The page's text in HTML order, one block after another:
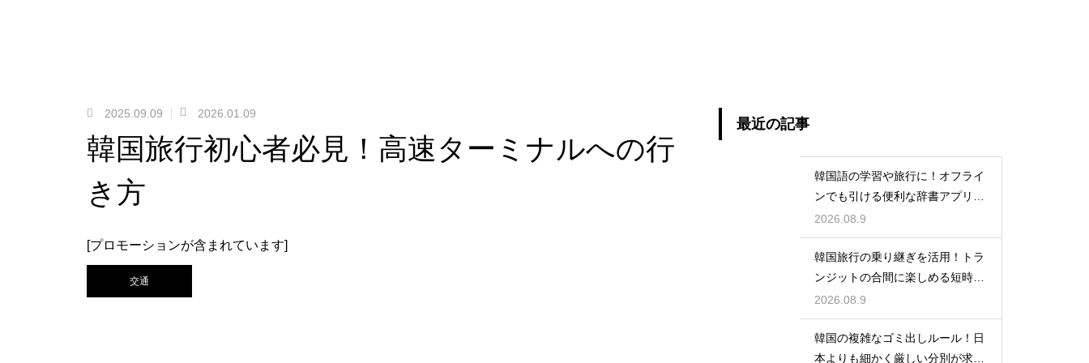
2025.09.09 2026.01.09
韓国旅行初心者必見！高速ターミナルへの行
き方
[プロモーションが含まれています]
交通
最近の記事
韓国語の学習や旅行に！オフライ
ンでも引ける便利な辞書アプリの
活用法
2026.08.9
韓国旅行の乗り継ぎを活用！トラ
ンジットの合間に楽しめる短時間
の観光
2026.08.9
韓国の複雑なゴミ出しルール！日
本よりも細かく厳しい分別が求め